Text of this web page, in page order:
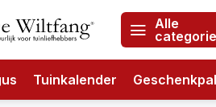
Alle
Tuinkalender